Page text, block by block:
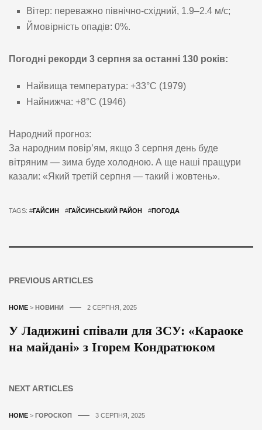
Вітер: переважно північно-східний, 1.9–2.4 м/с;
Ймовірність опадів: 0%.
Погодні рекорди 3 серпня за останні 130 років:
Найвища температура: +33°C (1979)
Найнижча: +8°C (1946)
Народний прогноз:
За народним повір’ям, якщо 3 серпня день буде
вітряним — зима буде холодною. А ще наші пращури
казали: «Який третій серпня — такий і жовтень».
TAGS: #ГАЙСИН #ГАЙСИНСЬКИЙ РАЙОН #ПОГОДА
PREVIOUS ARTICLES
HOME > НОВИНИ 2 СЕРПНЯ, 2025
У Ладижині співали для ЗСУ: «Караоке
на майдані» з Ігорем Кондратюком
NEXT ARTICLES
HOME > ГОРОСКОП 3 СЕРПНЯ, 2025